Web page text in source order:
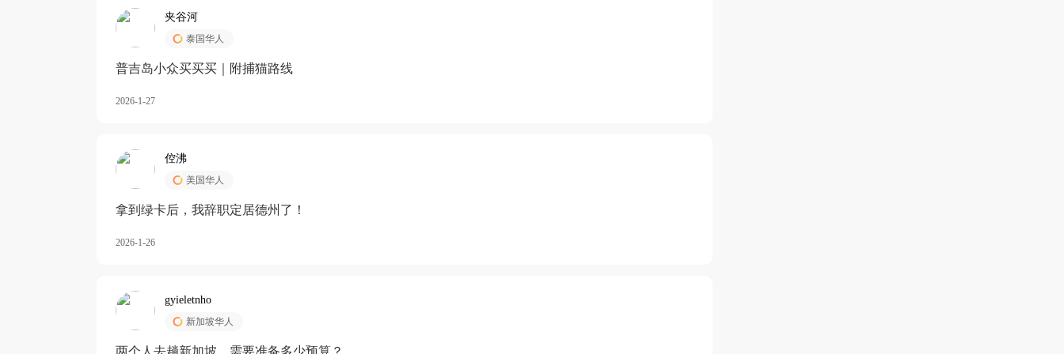
夹谷河
泰国华人
️普吉岛小众买买买｜附捕猫路线
2026-1-27
倥沸
美国华人
拿到绿卡后，我辞职定居德州了！
2026-1-26
gyieletnho
新加坡华人
两个人去趟新加坡，需要准备多少预算？